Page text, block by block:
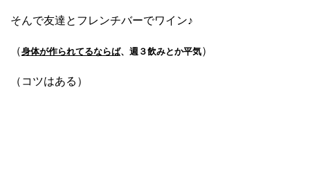
そんで友達とフレンチバーでワイン♪
（身体が作られてるならば、週３飲みとか平気）
（コツはある）